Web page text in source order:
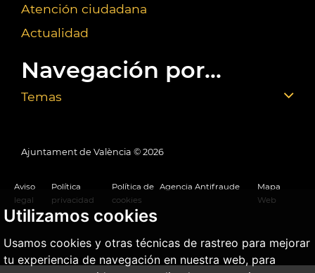
Utilizamos cookies
Usamos cookies y otras técnicas de rastreo para mejorar
tu experiencia de navegación en nuestra web, para
Atención ciudadana
Actualidad
Navegación por...
Temas
Ajuntament de València © 2026
Aviso
legal
Política
privacidad
Política de
cookies
Agencia Antifraude
Mapa
Web